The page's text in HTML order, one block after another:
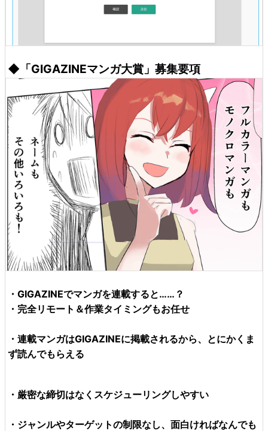
◆「GIGAZINEマンガ大賞」募集要項
・GIGAZINEでマンガを連載すると……？
・完全リモート＆作業タイミングもお任せ
・連載マンガはGIGAZINEに掲載されるから、とにかくま
ず読んでもらえる
・厳密な締切はなくスケジューリングしやすい
・ジャンルやターゲットの制限なし、面白ければなんでも